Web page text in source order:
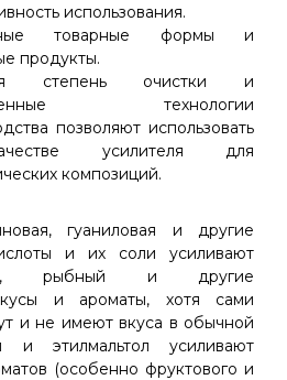
использования.
товарные формы и
продукты.
степень очистки и
технологии
позволяют использовать
усилителя для
композиций.
гуаниловая и другие
и их соли усиливают
рыбный и другие
и ароматы, хотя сами
и не имеют вкуса в обычной
и этилмальтол усиливают
(особенно фруктового и